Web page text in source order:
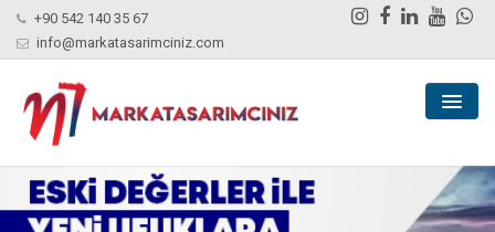
+90 542 140 35 67
info@markatasarimciniz.com
ANASAYFA
KURUMSAL